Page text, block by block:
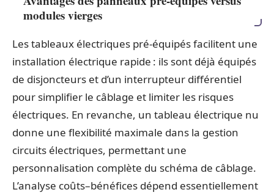
modules vierges
Les tableaux électriques pré-équipés facilitent une
installation électrique rapide : ils sont déjà équipés
de disjoncteurs et d’un interrupteur différentiel
pour simplifier le câblage et limiter les risques
électriques. En revanche, un tableau électrique nu
donne une flexibilité maximale dans la gestion
circuits électriques, permettant une
personnalisation complète du schéma de câblage.
L’analyse coûts–bénéfices dépend essentiellement